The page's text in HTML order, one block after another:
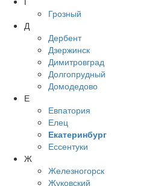
Грозный
Д
Дербент
Дзержинск
Димитровград
Долгопрудный
Домодедово
Е
Евпатория
Елец
Екатеринбург
Ессентуки
Ж
Железногорск
Жуковский